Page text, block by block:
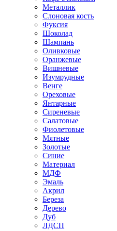
Металлик
Слоновая кость
Фуксия
Шоколад
Шампань
Оливковые
Оранжевые
Вишневые
Изумрудные
Венге
Ореховые
Янтарные
Сиреневые
Салатовые
Фиолетовые
Мятные
Золотые
Синие
Материал
МДФ
Эмаль
Акрил
Береза
Дерево
Дуб
ЛДСП